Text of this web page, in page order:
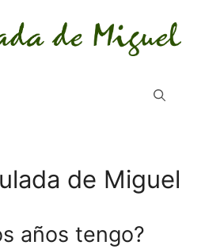
de Miguel
años tengo?